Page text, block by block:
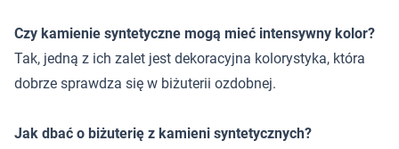
Czy kamienie syntetyczne mogą mieć intensywny kolor?
Tak, jedną z ich zalet jest dekoracyjna kolorystyka, która
dobrze sprawdza się w biżuterii ozdobnej.
Jak dbać o biżuterię z kamieni syntetycznych?